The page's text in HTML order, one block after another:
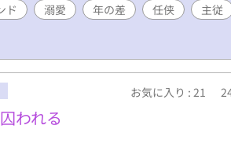
「僕、舐められるの得意やねん」 敵
分の心が揺れ動くのを感じていた。
―― そして、悠真自身もまた「陣の存
のか」を考え始める。 「僕、陣さん
て、好きってことちゃう？」 最強の天
誠心を貫く武闘派護衛。 極道の世界で
ド 溺愛 年の差 任侠 主従
お気に入り : 21
われる